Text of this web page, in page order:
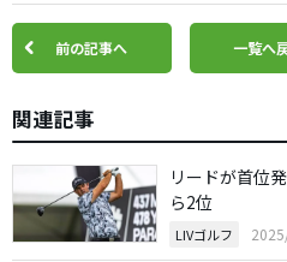
前の記事へ 一覧へ
関連記事
リードが首位
ら2位
LIVゴルフ